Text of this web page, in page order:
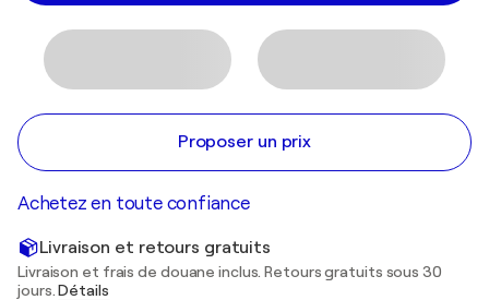
Proposer un prix
Achetez en toute confiance
Livraison et retours gratuits
Livraison et frais de douane inclus. Retours gratuits sous 30
jours.Détails